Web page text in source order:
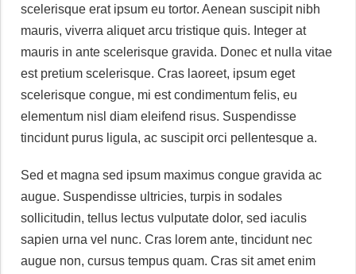
scelerisque erat ipsum eu tortor. Aenean suscipit nibh
mauris, viverra aliquet arcu tristique quis. Integer at
mauris in ante scelerisque gravida. Donec et nulla vitae
est pretium scelerisque. Cras laoreet, ipsum eget
scelerisque congue, mi est condimentum felis, eu
elementum nisl diam eleifend risus. Suspendisse
tincidunt purus ligula, ac suscipit orci pellentesque a.
Sed et magna sed ipsum maximus congue gravida ac
augue. Suspendisse ultricies, turpis in sodales
sollicitudin, tellus lectus vulputate dolor, sed iaculis
sapien urna vel nunc. Cras lorem ante, tincidunt nec
augue non, cursus tempus quam. Cras sit amet enim